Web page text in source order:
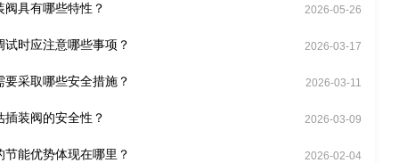
阀具有哪些特性？ 2026-05-26
试时应注意哪些事项？ 2026-03-17
要采取哪些安全措施？ 2026-03-11
插装阀的安全性？ 2026-03-09
节能优势体现在哪里？ 2026-02-04